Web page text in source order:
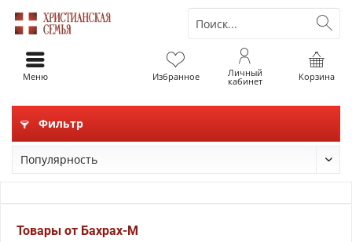
Корзина
Избранное Личный
кабинет
Меню
Фильтр
Товары от Бахрах-М